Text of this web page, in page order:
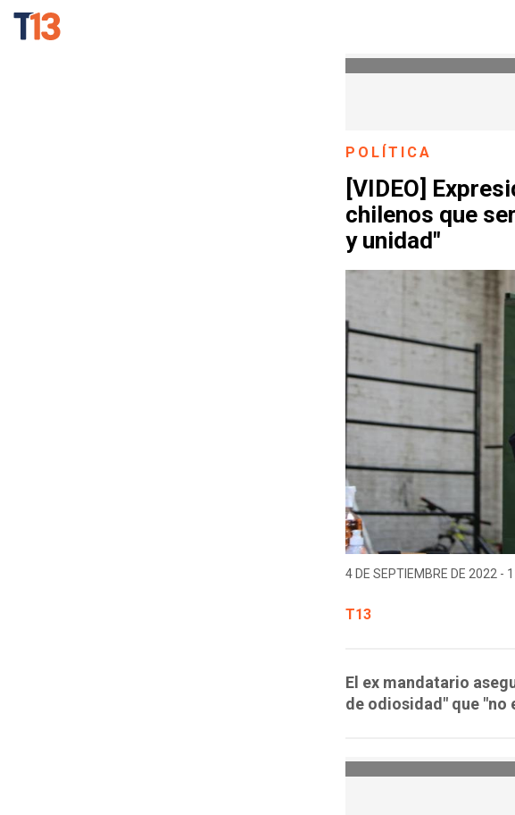
POLÍTICA
[VIDEO]
chilenos que
y unidad"
4 DE SEPTIEMBRE DE 2022 -
T13
El ex mandatario
de odiosidad" que "no